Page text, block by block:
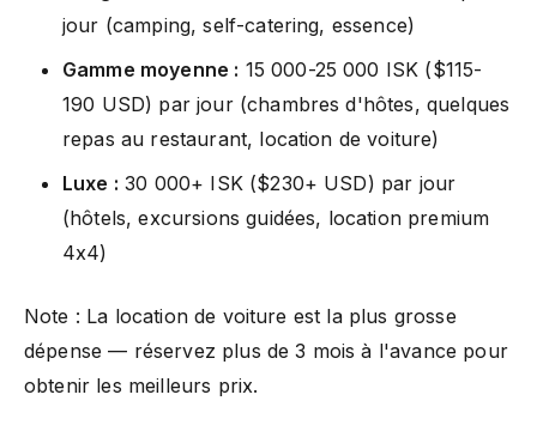
jour (camping, self-catering, essence)
Gamme moyenne : 15 000-25 000 ISK ($115-
190 USD) par jour (chambres d'hôtes, quelques
repas au restaurant, location de voiture)
Luxe : 30 000+ ISK ($230+ USD) par jour
(hôtels, excursions guidées, location premium
4x4)
Note : La location de voiture est la plus grosse
dépense — réservez plus de 3 mois à l'avance pour
obtenir les meilleurs prix.